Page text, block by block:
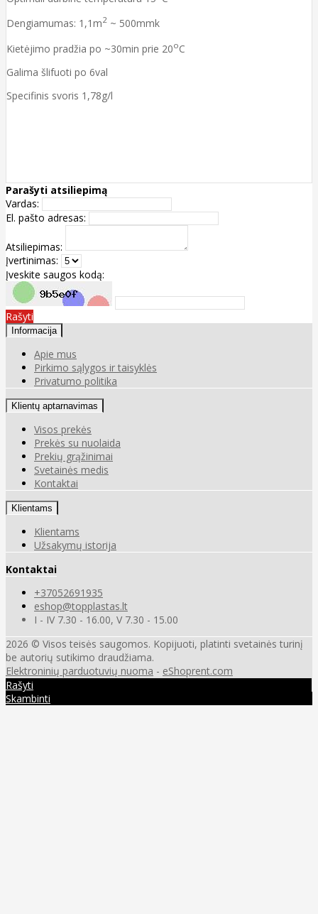
Dengiamumas: 1,1m2 ~ 500mmk
Kietėjimo pradžia po ~30min prie 20oC
Galima šlifuoti po 6val
Specifinis svoris 1,78g/l
Parašyti atsiliepimą
Vardas:
El. pašto adresas:
Atsiliepimas:
Įvertinimas:
Įveskite saugos kodą:
Rašyti
Informacija
Apie mus
Pirkimo sąlygos ir taisyklės
Privatumo politika
Klientų aptarnavimas
Visos prekės
Prekės su nuolaida
Prekių grąžinimai
Svetainės medis
Kontaktai
Klientams
Klientams
Užsakymų istorija
Kontaktai
+37052691935
eshop@topplastas.lt
I - IV 7.30 - 16.00, V 7.30 - 15.00
2026 © Visos teisės saugomos. Kopijuoti, platinti svetainės turinį
be autorių sutikimo draudžiama.
Elektroninių parduotuvių nuoma - eShoprent.com
Rašyti
Skambinti